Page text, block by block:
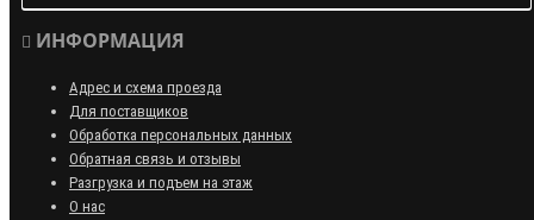
ИНФОРМАЦИЯ
Адрес и схема проезда
Для поставщиков
Обработка персональных данных
Обратная связь и отзывы
Разгрузка и подъем на этаж
О нас